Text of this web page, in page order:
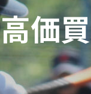
高価